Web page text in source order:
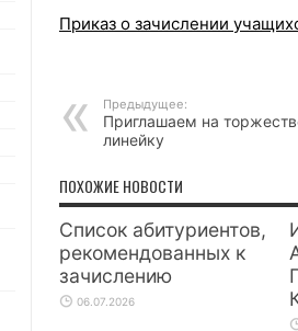
Приказ о зачислении
Предыдущее:
Приглашаем на
линейку
ПОХОЖИЕ НОВОСТИ
Список абитуриентов,
рекомендованных к
зачислению
06.07.2026